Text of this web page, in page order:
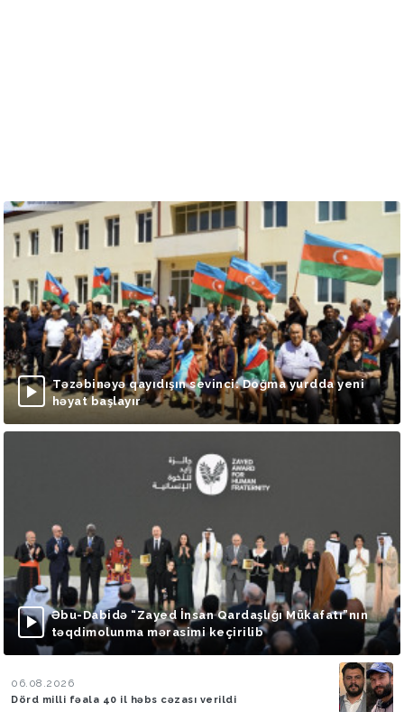
Təzəbinəyə qayıdışın sevinci: Doğma yurdda yeni
həyat başlayır
Əbu-Dabidə “Zayed İnsan Qardaşlığı Mükafatı”nın
təqdimolunma mərasimi keçirilib
06.08.2026
Dörd milli fəala 40 il həbs cəzası verildi